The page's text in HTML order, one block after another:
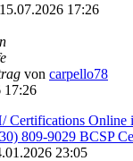
15.07.2026 17:26
von carpello78
17:26
Certifications Online
809-9029 BCSP
23:05